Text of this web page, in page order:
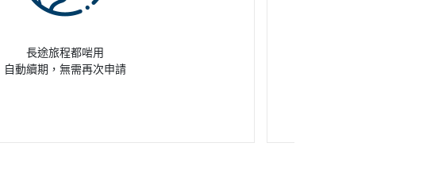
長途旅程都啱用
自動續期，無需再次申請